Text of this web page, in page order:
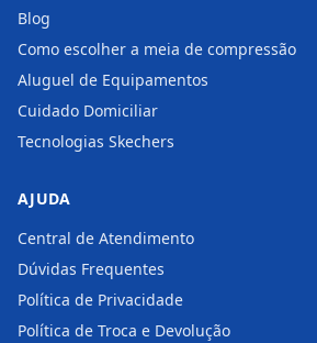
Blog
Como escolher a meia de compressão
Aluguel de Equipamentos
Cuidado Domiciliar
Tecnologias Skechers
AJUDA
Central de Atendimento
Dúvidas Frequentes
Política de Privacidade
Política de Troca e Devolução